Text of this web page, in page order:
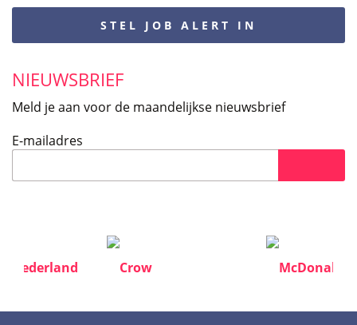
STEL JOB ALERT IN
NIEUWSBRIEF
Meld je aan voor de maandelijkse nieuwsbrief
E-mailadres